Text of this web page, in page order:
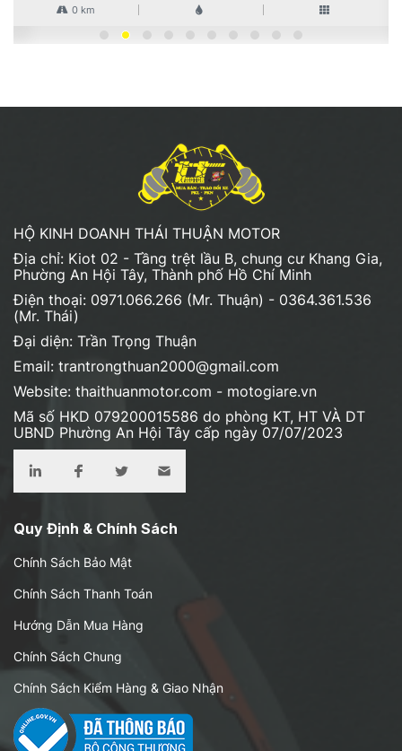
0 km
HỘ KINH DOANH THÁI THUẬN MOTOR
Địa chỉ: Kiot 02 - Tầng trệt lầu B, chung cư Khang Gia,
Phường An Hội Tây, Thành phố Hồ Chí Minh
Điện thoại: 0971.066.266 (Mr. Thuận) - 0364.361.536
(Mr. Thái)
Đại diện: Trần Trọng Thuận
Email: trantrongthuan2000@gmail.com
Website: thaithuanmotor.com - motogiare.vn
Mã số HKD 079200015586 do phòng KT, HT VÀ DT
UBND Phường An Hội Tây cấp ngày 07/07/2023
Quy Định & Chính Sách
Chính Sách Bảo Mật
Chính Sách Thanh Toán
Hướng Dẫn Mua Hàng
Chính Sách Chung
Chính Sách Kiểm Hàng & Giao Nhận